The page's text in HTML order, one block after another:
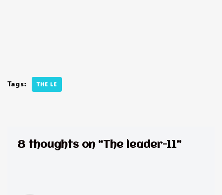
Tags: THE LE
8 thoughts on “The leader-11”